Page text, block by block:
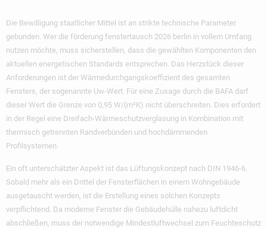
Die Bewilligung staatlicher Mittel ist an strikte technische Parameter
gebunden. Wer die förderung fenstertausch 2026 berlin in vollem Umfang
nutzen möchte, muss sicherstellen, dass die gewählten Komponenten den
aktuellen energetischen Standards entsprechen. Das Herzstück dieser
Anforderungen ist der Wärmedurchgangskoeffizient des gesamten
Fensters, der sogenannte Uw-Wert. Für eine Zusage durch die BAFA darf
dieser Wert die Grenze von 0,95 W/(m²K) nicht überschreiten. Dies erfordert
in der Regel eine Dreifach-Wärmeschutzverglasung in Kombination mit
thermisch getrennten Randverbünden und hochdämmenden
Profilsystemen.
Ein oft unterschätzter Aspekt ist das Lüftungskonzept nach DIN 1946-6.
Sobald mehr als ein Drittel der Fensterflächen in einem Wohngebäude
ausgetauscht werden, ist die Erstellung eines solchen Konzepts
verpflichtend. Da moderne Fenster die Gebäudehülle nahezu luftdicht
abschließen, muss der notwendige Mindestluftwechsel zum Feuchteschutz